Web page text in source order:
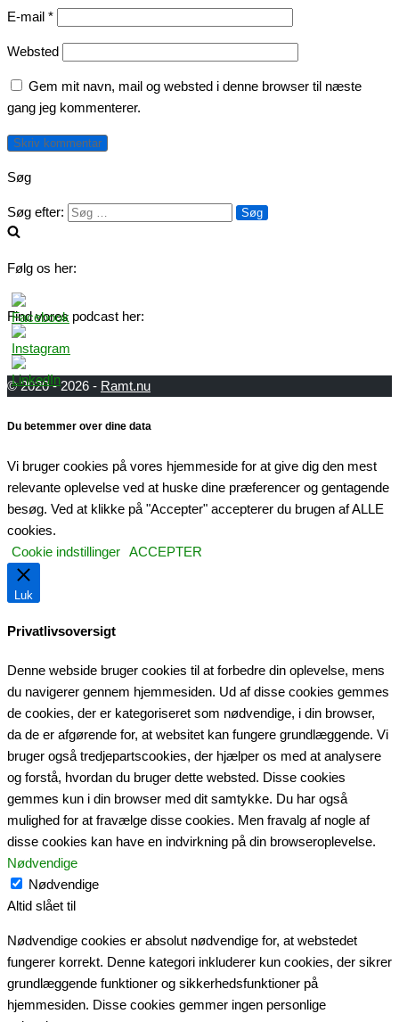
E-mail *
Websted
Gem mit navn, mail og websted i denne browser til næste
gang jeg kommenterer.
Søg
Søg efter:
Følg os her:
Find vores podcast her:
© 2020 - 2026 - Ramt.nu
Du betemmer over dine data
Vi bruger cookies på vores hjemmeside for at give dig den mest
relevante oplevelse ved at huske dine præferencer og gentagende
besøg. Ved at klikke på "Accepter" accepterer du brugen af ​​ALLE
cookies.
Cookie indstillinger ACCEPTER
Luk
Privatlivsoversigt
Denne webside bruger cookies til at forbedre din oplevelse, mens
du navigerer gennem hjemmesiden. Ud af disse cookies gemmes
de cookies, der er kategoriseret som nødvendige, i din browser,
da de er afgørende for, at websitet kan fungere grundlæggende. Vi
bruger også tredjepartscookies, der hjælper os med at analysere
og forstå, hvordan du bruger dette websted. Disse cookies
gemmes kun i din browser med dit samtykke. Du har også
mulighed for at fravælge disse cookies. Men fravalg af nogle af
disse cookies kan have en indvirkning på din browseroplevelse.
Nødvendige
Nødvendige
Altid slået til
Nødvendige cookies er absolut nødvendige for, at webstedet
fungerer korrekt. Denne kategori inkluderer kun cookies, der sikrer
grundlæggende funktioner og sikkerhedsfunktioner på
hjemmesiden. Disse cookies gemmer ingen personlige